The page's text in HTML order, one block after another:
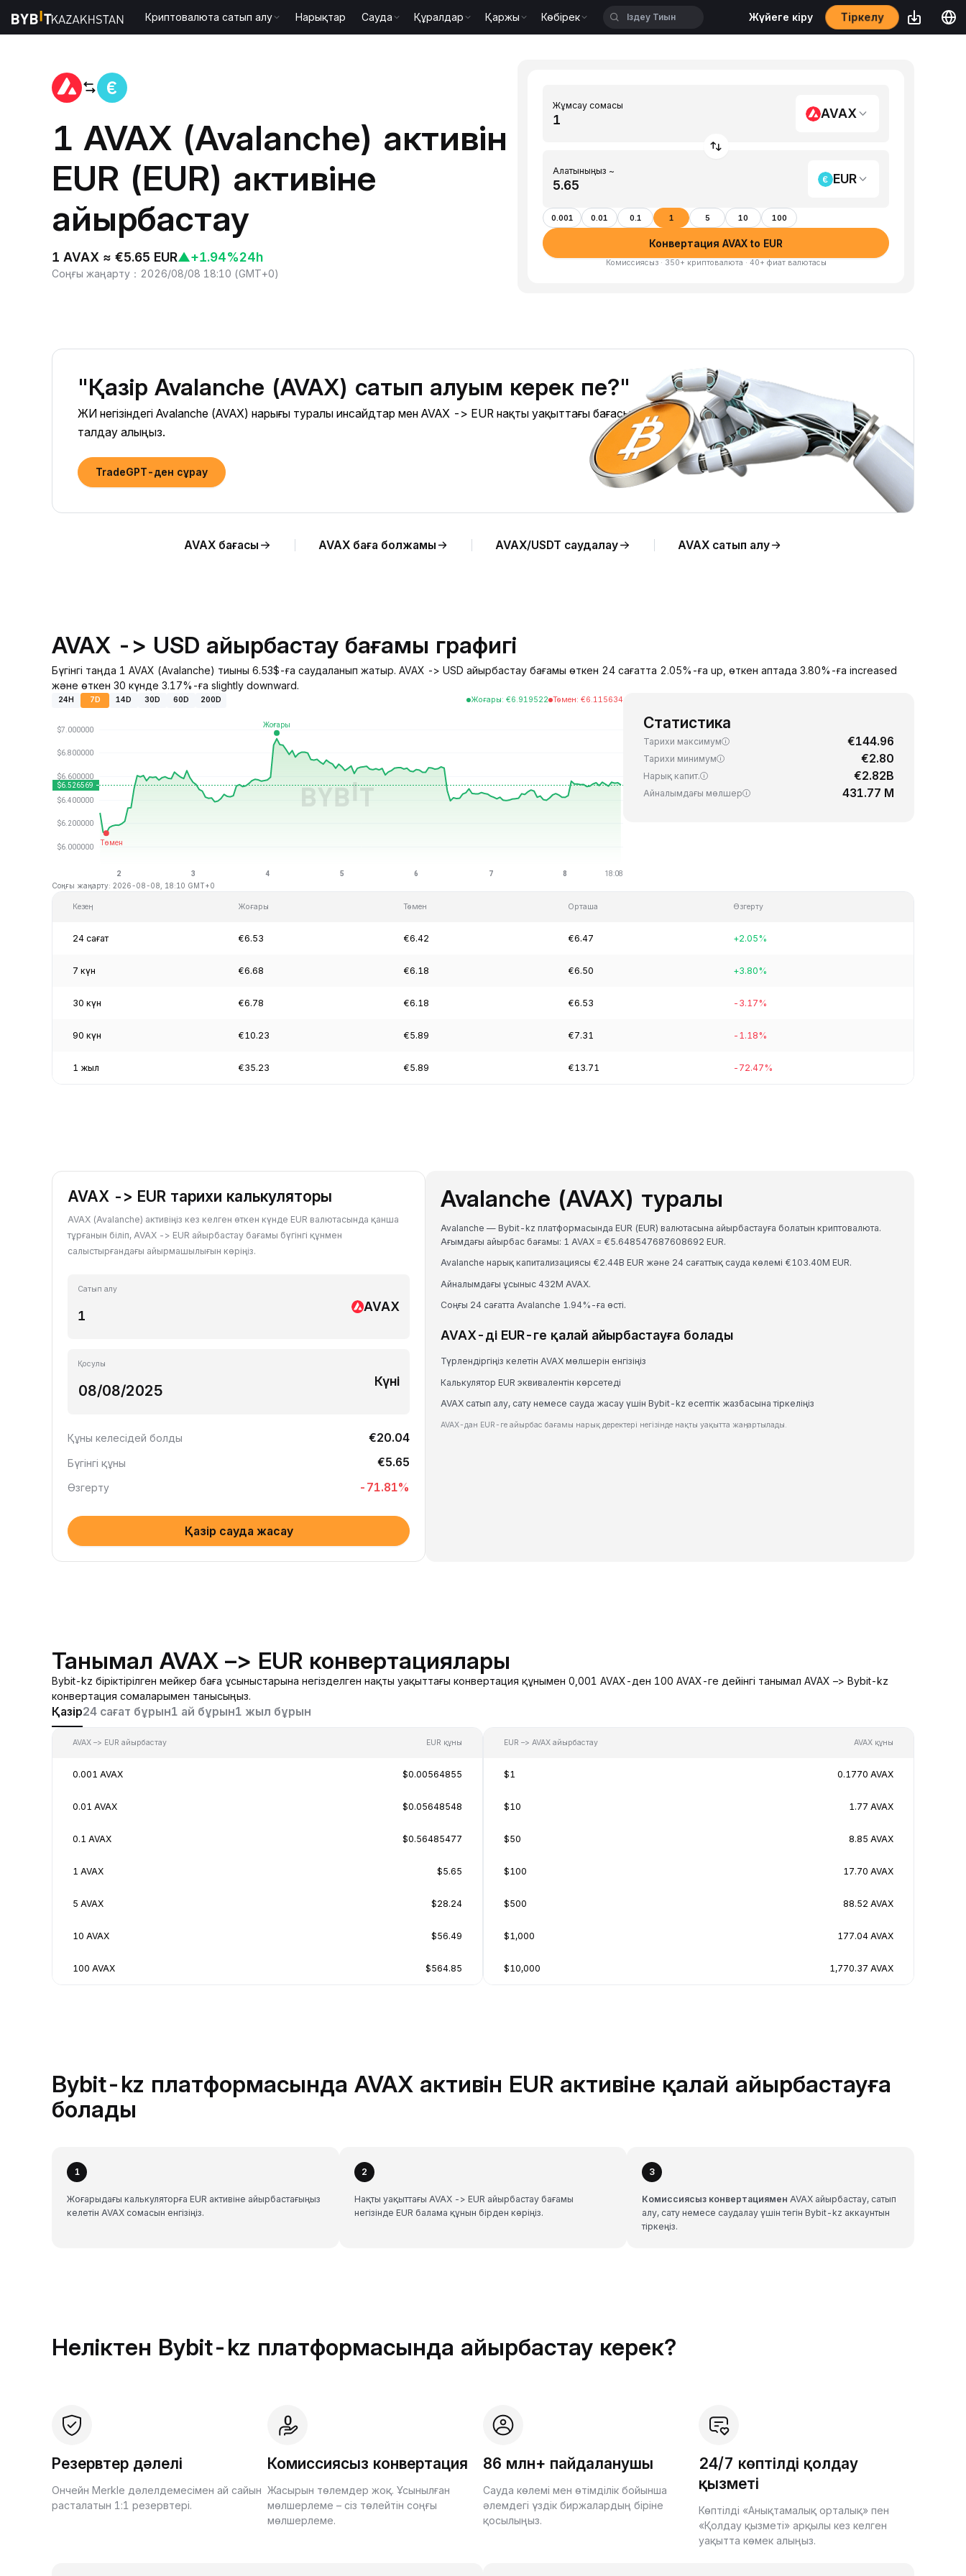
Криптовалюта сатып алу Нарықтар Сауда Құралдар Қаржы Көбірек Жүйеге кіру Тіркелу
1 AVAX (Avalanche) активін
EUR (EUR) активіне
айырбастау
1 AVAX ≈ €5.65 EUR▲+1.94%24h
Соңғы жаңарту ： 2026/08/08 18:10 (GMT+0)
Жұмсау сомасы
AVAX
Алатыныңыз ~
EUR
0.001 0.01 0.1 1 5 10 100
Конвертация AVAX to EUR
Комиссиясыз · 350+ криптовалюта · 40+ фиат валютасы
"Қазір Avalanche (AVAX) сатып алуым керек пе?"
ЖИ негізіндегі Avalanche (AVAX) нарығы туралы инсайдтар мен AVAX -> EUR нақты уақыттағы бағасына
талдау алыңыз.
TradeGPT-ден сұрау
AVAX бағасы AVAX баға болжамы AVAX/USDT саудалау AVAX сатып алу
AVAX -> USD айырбастау бағамы графигі
Бүгінгі таңда 1 AVAX (Avalanche) тиыны 6.53$-ға саудаланып жатыр. AVAX -> USD айырбастау бағамы өткен 24 сағатта 2.05%-ға up, өткен аптада 3.80%-ға increased
және өткен 30 күнде 3.17%-ға slightly downward.
24H 7D 14D 30D 60D 200D Жоғары: €6.919522 Төмен: €6.115634
Соңғы жаңарту: 2026-08-08, 18:10 GMT+0
Статистика
Тарихи максимум €144.96
Тарихи минимум €2.80
Нарық капит. €2.82B
Айналымдағы мөлшер 431.77 M
Кезең Жоғары Төмен Орташа Өзгерту
24 сағат €6.53 €6.42 €6.47 +2.05%
7 күн €6.68 €6.18 €6.50 +3.80%
30 күн €6.78 €6.18 €6.53 -3.17%
90 күн €10.23 €5.89 €7.31 -1.18%
1 жыл €35.23 €5.89 €13.71 -72.47%
AVAX -> EUR тарихи калькуляторы
AVAX (Avalanche) активіңіз кез келген өткен күнде EUR валютасында қанша
тұрғанын біліп, AVAX -> EUR айырбастау бағамы бүгінгі құнмен
салыстырғандағы айырмашылығын көріңіз.
Сатып алу
AVAX
Қосулы
Күні
Құны келесідей болды €20.04
Бүгінгі құны €5.65
Өзгерту -71.81%
Қазір сауда жасау
Avalanche (AVAX) туралы
Avalanche — Bybit-kz платформасында EUR (EUR) валютасына айырбастауға болатын криптовалюта.
Ағымдағы айырбас бағамы: 1 AVAX = €5.648547687608692 EUR.
Avalanche нарық капитализациясы €2.44B EUR және 24 сағаттық сауда көлемі €103.40M EUR.
Айналымдағы ұсыныс 432M AVAX.
Соңғы 24 сағатта Avalanche 1.94%-ға өсті.
AVAX-ді EUR-ге қалай айырбастауға болады
Түрлендіргіңіз келетін AVAX мөлшерін енгізіңіз
Калькулятор EUR эквивалентін көрсетеді
AVAX сатып алу, сату немесе сауда жасау үшін Bybit-kz есептік жазбасына тіркеліңіз
AVAX-дан EUR-ге айырбас бағамы нарық деректері негізінде нақты уақытта жаңартылады.
Танымал AVAX –> EUR конвертациялары
Bybit-kz біріктірілген мейкер баға ұсыныстарына негізделген нақты уақыттағы конвертация құнымен 0,001 AVAX-ден 100 AVAX-ге дейінгі танымал AVAX –> Bybit-kz
конвертация сомаларымен танысыңыз.
Қазір24 сағат бұрын1 ай бұрын1 жыл бұрын
AVAX –> EUR айырбастау EUR құны
0.001 AVAX $0.00564855
0.01 AVAX $0.05648548
0.1 AVAX $0.56485477
1 AVAX $5.65
5 AVAX $28.24
10 AVAX $56.49
100 AVAX $564.85
EUR –> AVAX айырбастау AVAX құны
$1 0.1770 AVAX
$10 1.77 AVAX
$50 8.85 AVAX
$100 17.70 AVAX
$500 88.52 AVAX
$1,000 177.04 AVAX
$10,000 1,770.37 AVAX
Bybit-kz платформасында AVAX активін EUR активіне қалай айырбастауға
болады
1
Жоғарыдағы калькуляторға EUR активіне айырбастағыңыз
келетін AVAX сомасын енгізіңіз.
2
Нақты уақыттағы AVAX -> EUR айырбастау бағамы
негізінде EUR балама құнын бірден көріңіз.
3
Комиссиясыз конвертациямен AVAX айырбастау, сатып
алу, сату немесе саудалау үшін тегін Bybit-kz аккаунтын
тіркеңіз.
Неліктен Bybit-kz платформасында айырбастау керек?
Резервтер дәлелі
Ончейн Merkle дәлелдемесімен ай сайын
расталатын 1:1 резервтері.
Комиссиясыз конвертация
Жасырын төлемдер жоқ. Ұсынылған
мөлшерлеме – сіз төлейтін соңғы
мөлшерлеме.
86 млн+ пайдаланушы
Сауда көлемі мен өтімділік бойынша
әлемдегі үздік биржалардың біріне
қосылыңыз.
24/7 көптілді қолдау
қызметі
Көптілді «Анықтамалық орталық» пен
«Қолдау қызметі» арқылы кез келген
уақытта көмек алыңыз.